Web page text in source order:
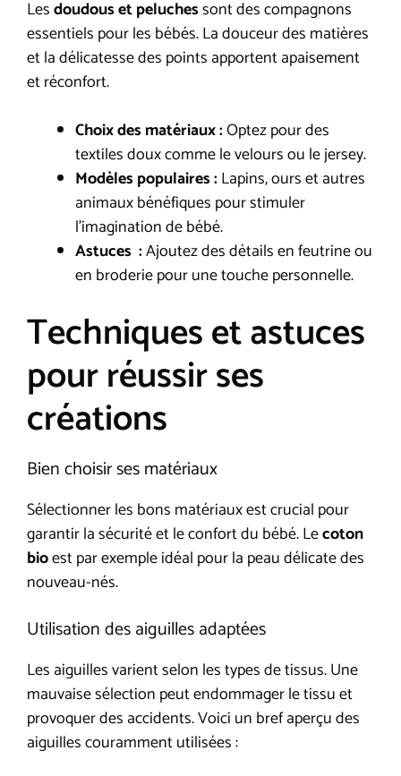
Lesdoudous et peluchessont des compagnons
essentiels pour les bébés. La douceur des matières
et la délicatesse des points apportent apaisement
et réconfort.
Choix des matériaux :Optez pour des
textiles doux comme le velours ou le jersey.
Modèles populaires :Lapins, ours et autres
animaux bénéfiques pour stimuler
l’imagination de bébé.
Astuces :Ajoutez des détails en feutrine ou
en broderie pour une touche personnelle.
Techniques et astuces
pour réussir ses
créations
Bien choisir ses matériaux
Sélectionner les bons matériaux est crucial pour
garantir la sécurité et le confort du bébé. Lecoton
bioest par exemple idéal pour la peau délicate des
nouveau-nés.
Utilisation des aiguilles adaptées
Les aiguilles varient selon les types de tissus. Une
mauvaise sélection peut endommager le tissu et
provoquer des accidents. Voici un bref aperçu des
aiguilles couramment utilisées :